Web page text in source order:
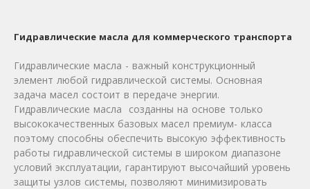
Гидравлические масла для коммерческого транспорта
Гидравлические масла - важный конструкционный
элемент любой гидравлической системы. Основная
задача масел состоит в передаче энергии.
Гидравлические масла созданны на основе только
высококачественных базовых масел премиум- класса
поэтому способны обеспечить высокую эффективность
работы гидравлической системы в широком диапазоне
условий эксплуатации, гарантируют высочайший уровень
защиты узлов системы, позволяют минимизировать